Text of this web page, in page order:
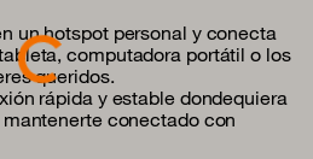
un hotspot personal y conecta
computadora portátil o los
queridos.
rápida y estable dondequiera
conectado con
Loading...